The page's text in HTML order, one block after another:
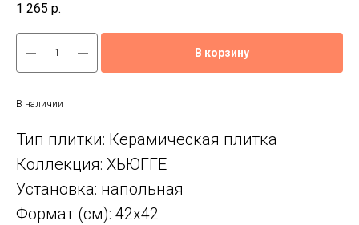
1 265 р.
В корзину
В наличии
Тип плитки: Керамическая плитка
Коллекция: ХЬЮГГЕ
Установка: напольная
Формат (см): 42x42